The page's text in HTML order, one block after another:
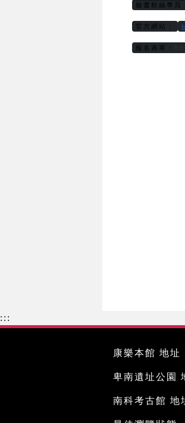
臉書粉絲專頁
官方網站：
報名表單：
:::
康樂本館 地址
卑南遺址公園
南科考古館 地